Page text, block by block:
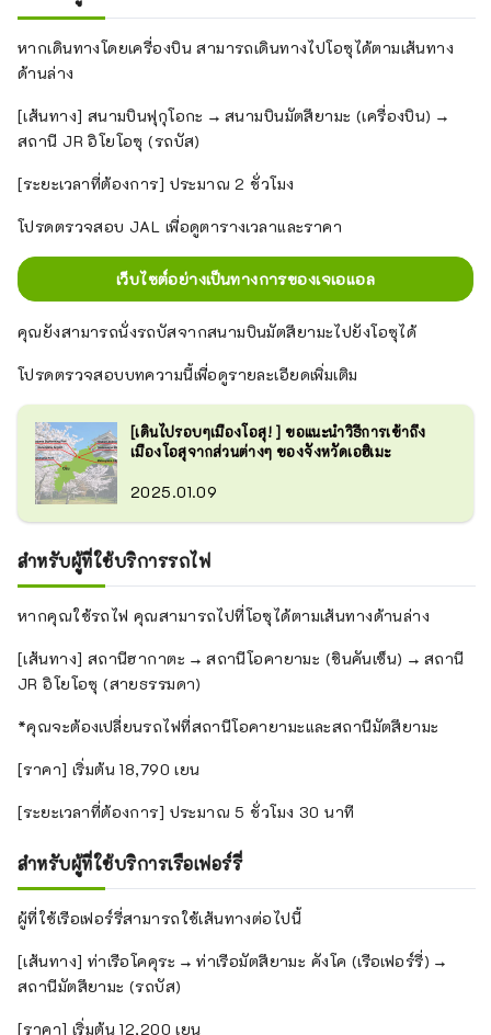
หากเดินทางโดยเครื่องบิน สามารถเดินทางไปโอซุได้ตามเส้นทาง
ด้านล่าง
[เส้นทาง] สนามบินฟุกุโอกะ → สนามบินมัตสึยามะ (เครื่องบิน) →
สถานี JR อิโยโอซุ (รถบัส)
[ระยะเวลาที่ต้องการ] ประมาณ 2 ชั่วโมง
โปรดตรวจสอบ JAL เพื่อดูตารางเวลาและราคา
เว็บไซต์อย่างเป็นทางการของเจเอแอล
คุณยังสามารถนั่งรถบัสจากสนามบินมัตสึยามะไปยังโอซุได้
โปรดตรวจสอบบทความนี้เพื่อดูรายละเอียดเพิ่มเติม
[เดินไปรอบๆเมืองโอสุ! ] ขอแนะนำวิธีการเข้าถึง
เมืองโอสุจากส่วนต่างๆ ของจังหวัดเอฮิเมะ
2025.01.09
สำหรับผู้ที่ใช้บริการรถไฟ
หากคุณใช้รถไฟ คุณสามารถไปที่โอซุได้ตามเส้นทางด้านล่าง
[เส้นทาง] สถานีฮากาตะ → สถานีโอคายามะ (ชินคันเซ็น) → สถานี
JR อิโยโอซุ (สายธรรมดา)
*คุณจะต้องเปลี่ยนรถไฟที่สถานีโอคายามะและสถานีมัตสึยามะ
[ราคา] เริ่มต้น 18,790 เยน
[ระยะเวลาที่ต้องการ] ประมาณ 5 ชั่วโมง 30 นาที
สำหรับผู้ที่ใช้บริการเรือเฟอร์รี่
ผู้ที่ใช้เรือเฟอร์รี่สามารถใช้เส้นทางต่อไปนี้
[เส้นทาง] ท่าเรือโคคุระ → ท่าเรือมัตสึยามะ คังโค (เรือเฟอร์รี่) →
สถานีมัตสึยามะ (รถบัส)
[ราคา] เริ่มต้น 12,200 เยน